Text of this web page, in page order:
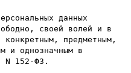
данных
своей волей и в
предметным,
и однозначным в
N 152-ФЗ.